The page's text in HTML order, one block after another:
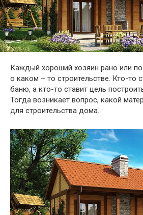
Каждый хороший хозяин рано или
о каком – то строительстве. Кто-то
баню, а кто-то ставит цель
Тогда возникает вопрос, какой
для строительства дома.